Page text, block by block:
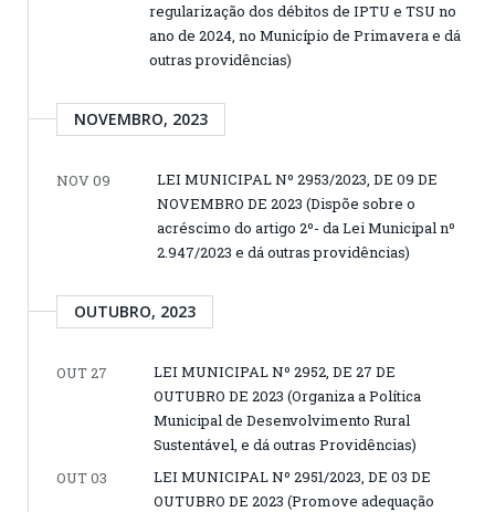
regularização dos débitos de IPTU e TSU no
ano de 2024, no Município de Primavera e dá
outras providências)
NOVEMBRO, 2023
NOV 09
LEI MUNICIPAL Nº 2953/2023, DE 09 DE
NOVEMBRO DE 2023 (Dispõe sobre o
acréscimo do artigo 2º- da Lei Municipal nº
2.947/2023 e dá outras providências)
OUTUBRO, 2023
OUT 27
LEI MUNICIPAL Nº 2952, DE 27 DE
OUTUBRO DE 2023 (Organiza a Política
Municipal de Desenvolvimento Rural
Sustentável, e dá outras Providências)
OUT 03
LEI MUNICIPAL Nº 2951/2023, DE 03 DE
OUTUBRO DE 2023 (Promove adequação